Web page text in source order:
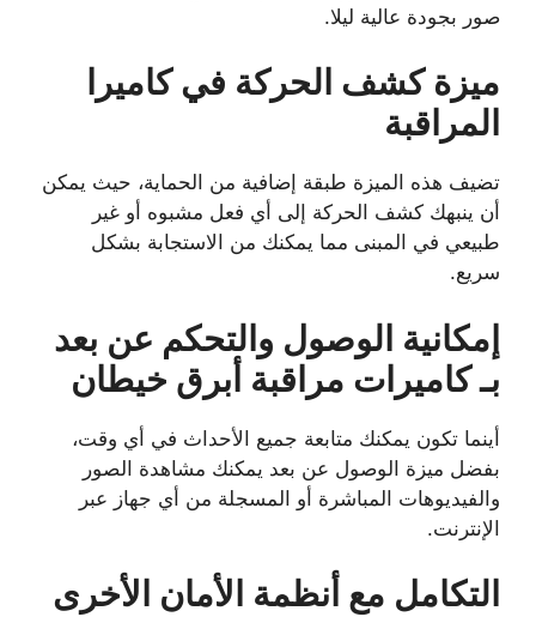
صور بجودة عالية ليلا.
ميزة كشف الحركة في كاميرا
المراقبة
تضيف هذه الميزة طبقة إضافية من الحماية، حيث يمكن
أن ينبهك كشف الحركة إلى أي فعل مشبوه أو غير
طبيعي في المبنى مما يمكنك من الاستجابة بشكل
سريع.
إمكانية الوصول والتحكم عن بعد
بـ كاميرات مراقبة أبرق خيطان
أينما تكون يمكنك متابعة جميع الأحداث في أي وقت،
بفضل ميزة الوصول عن بعد يمكنك مشاهدة الصور
والفيديوهات المباشرة أو المسجلة من أي جهاز عبر
الإنترنت.
التكامل مع أنظمة الأمان الأخرى